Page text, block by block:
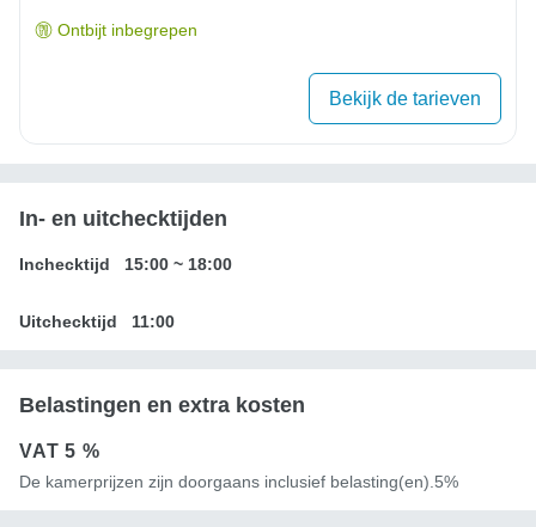
Ontbijt inbegrepen
Bekijk de tarieven
In- en uitchecktijden
Inchecktijd 15:00 ~ 18:00
Uitchecktijd 11:00
Belastingen en extra kosten
VAT5 %
De kamerprijzen zijn doorgaans inclusief belasting(en).5%